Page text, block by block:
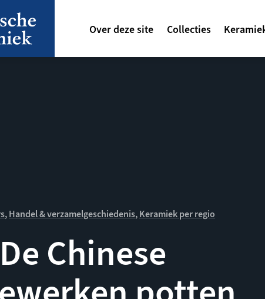
Hoofdnavigatie
Over deze site Collecties
Handel & verzamelgeschiedenis Keramiek per regio
De Chinese